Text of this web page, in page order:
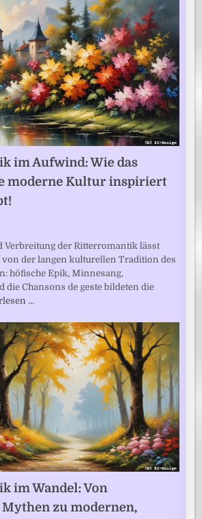
im Aufwind: Wie das
moderne Kultur inspiriert
Verbreitung der Ritterromantik lässt
der langen kulturellen Tradition des
höfische Epik, Minnesang,
die Chansons de geste bildeten die
…
im Wandel: Von
zu modernen,